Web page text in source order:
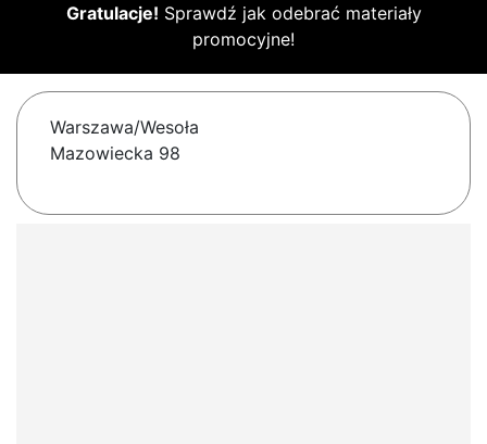
Gratulacje! Sprawdź jak odebrać materiały
promocyjne!
Warszawa/Wesoła
Mazowiecka 98